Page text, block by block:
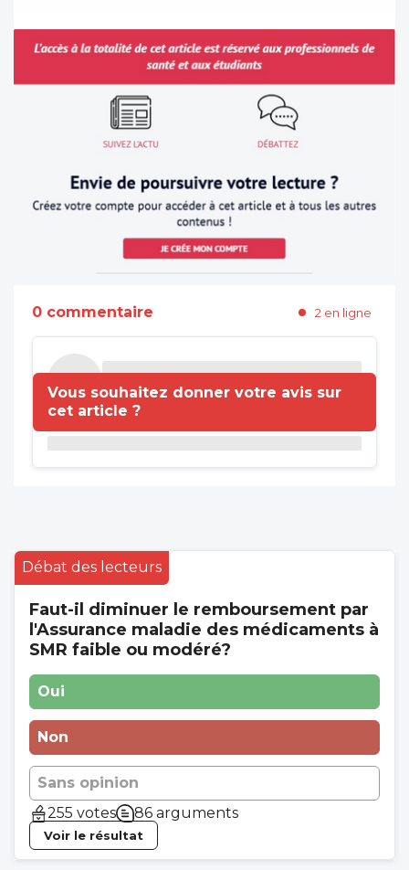
0 commentaire 2 en ligne
Vous souhaitez donner votre avis sur
cet article ?
Débat des lecteurs
Faut-il diminuer le remboursement par
l'Assurance maladie des médicaments à
SMR faible ou modéré?
Oui
Non
Sans opinion
255 votes
86 arguments
Voir le résultat